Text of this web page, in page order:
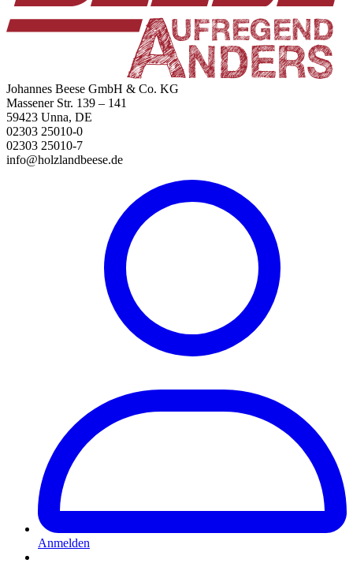
Johannes Beese GmbH & Co. KG
Massener Str. 139 – 141
59423 Unna, DE
02303 25010-0
02303 25010-7
info@holzlandbeese.de
Anmelden